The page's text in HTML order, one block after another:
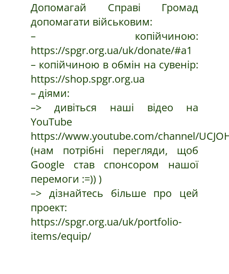
Допомагай Справі Громад
допомагати військовим:
– копійчиною:
https://spgr.org.ua/uk/donate/#a1
– копійчиною в обмін на сувенір:
https://shop.spgr.org.ua
– діями:
–> дивіться наші відео на
YouTube
https://www.youtube.com/channel/
(нам потрібні перегляди, щоб
Google став спонсором нашої
перемоги :=)) )
–> дізнайтесь більше про цей
проект:
https://spgr.org.ua/uk/portfolio-
items/equip/